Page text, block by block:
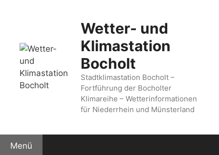
Wetter- und
Klimastation
Bocholt
Stadtklimastation Bocholt –
Fortführung der Bocholter
Klimareihe – Wetterinformationen
für Niederrhein und Münsterland
Menü